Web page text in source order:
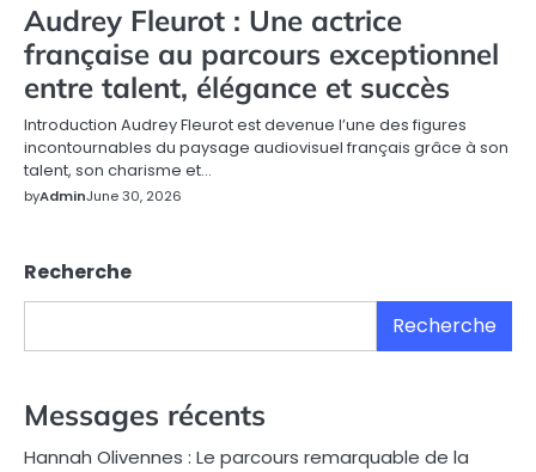
Audrey Fleurot : Une actrice
française au parcours exceptionnel
entre talent, élégance et succès
Introduction Audrey Fleurot est devenue l’une des figures
incontournables du paysage audiovisuel français grâce à son
talent, son charisme et…
byAdminJune 30, 2026
Recherche
Recherche
Messages récents
Hannah Olivennes : Le parcours remarquable de la